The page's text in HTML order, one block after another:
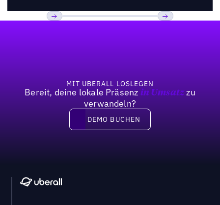
MIT UBERALL LOSLEGEN
Bereit, deine lokale Präsenz in Umsatzzu
verwandeln?
DEMO BUCHEN
DEMO BUCHEN